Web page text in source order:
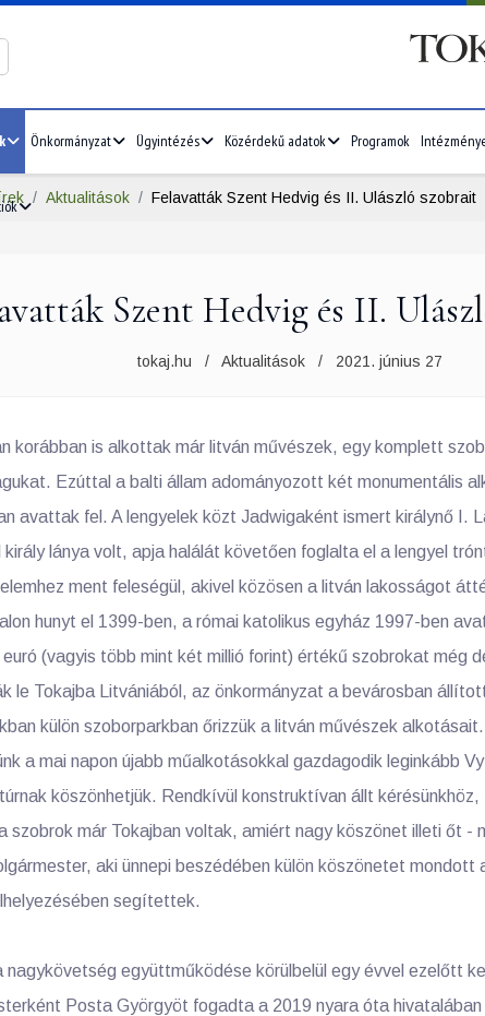
Önkormányzat Ügyintézés Közérdekű adatok Programok
Aktualitások Felavatták Szent Hedvig és II. Ulászló szobrait
Szent Hedvig és II.
tokaj.hu Aktualitások 2021. június 27
korábban is alkottak már litván művészek, egy komplett
Ezúttal a balti állam adományozott két monumentális
avattak fel. A lengyelek közt Jadwigaként ismert királynő I.
király lánya volt, apja halálát követően foglalta el a lengyel
ment feleségül, akivel közösen a litván lakosságot
hunyt el 1399-ben, a római katolikus egyház 1997-ben
(vagyis több mint két millió forint) értékű szobrokat még
le Tokajba Litvániából, az önkormányzat a bevárosban
külön szoborparkban őrizzük a litván művészek
a mai napon újabb műalkotásokkal gazdagodik leginkább
köszönhetjük. Rendkívül konstruktívan állt
szobrok már Tokajban voltak, amiért nagy köszönet illeti őt -
aki ünnepi beszédében külön köszönetet mondott
segítettek.
nagykövetség együttműködése körülbelül egy évvel ezelőtt
Posta Györgyöt fogadta a 2019 nyara óta